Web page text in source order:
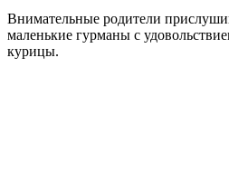
Внимательные родители
маленькие гурманы с
курицы.